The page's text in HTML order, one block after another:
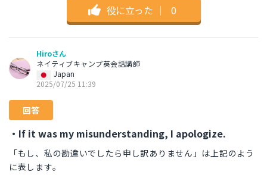
役に立った ｜ 0
Hiroさん
ネイティブキャンプ英会話講師
Japan
2025/07/25 11:39
回答
・If it was my misunderstanding, I apologize.
「もし、私の勘違いでしたら申し訳ありません」は上記のよう
に表します。